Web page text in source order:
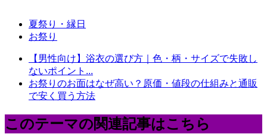
夏祭り・縁日
お祭り
【男性向け】浴衣の選び方｜色・柄・サイズで失敗し
ないポイント...
お祭りのお面はなぜ高い？原価・値段の仕組みと通販
で安く買う方法
このテーマの関連記事はこちら